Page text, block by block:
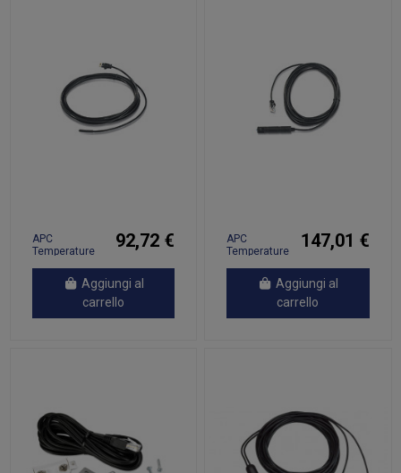
APC
Temperature
trasmettitore
di temperatura
92,72 €
Aggiungi al
carrello
APC
Temperature
trasmettitore
147,01 €
Aggiungi al
carrello